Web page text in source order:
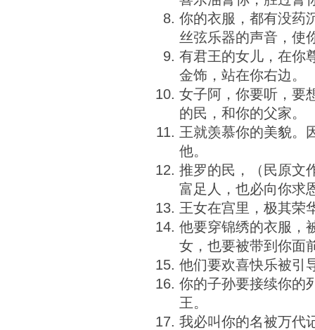
你的衣服，都有没药
丝弦乐器的声音，使
有君王的女儿，在你
金饰，站在你右边。
女子阿，你要听，要
的民，和你的父家。
王就羡慕你的美貌。
他。
推罗的民，（民原文
富足人，也必向你求
王女在宫里，极其荣
他要穿锦绣的衣服，
女，也要被带到你面
他们要欢喜快乐被引
你的子孙要接续你的
王。
我必叫你的名被万代